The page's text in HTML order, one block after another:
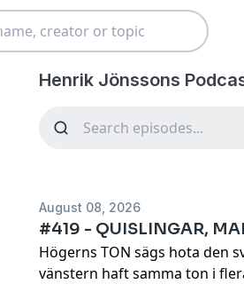
Henrik Jönssons
August 08, 2026
#419 - QUISLINGAR,
Högerns TON sägs hota den
vänstern haft samma ton i